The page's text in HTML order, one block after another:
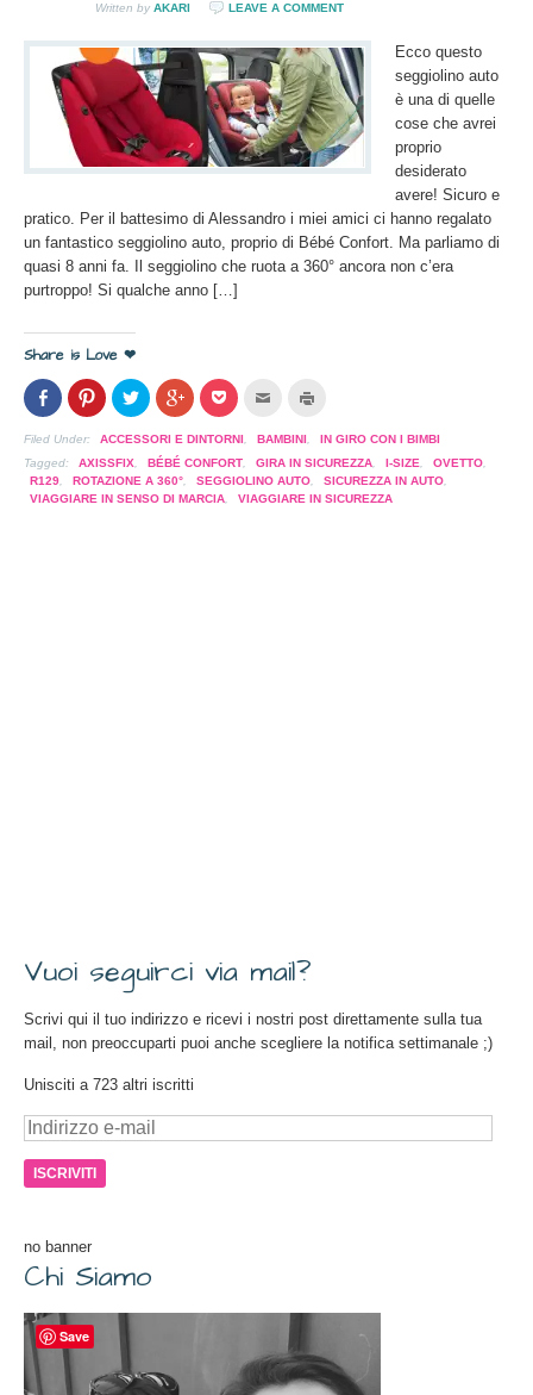
Written by AKARI LEAVE A COMMENT
Ecco questo
seggiolino auto
è una di quelle
cose che avrei
proprio
desiderato
avere! Sicuro e
pratico. Per il battesimo di Alessandro i miei amici ci hanno regalato
un fantastico seggiolino auto, proprio di Bébé Confort. Ma parliamo di
quasi 8 anni fa. Il seggiolino che ruota a 360° ancora non c’era
purtroppo! Si qualche anno […]
Share is Love ❤
Condividi
su
Facebook
(Si
in
una
nuova
finestra)
Clicca
per
condividere
su
(Si
apre
in
una
Clicca
per
condividere
su
Twitter
(Si
apre
in
una
Clicca
per
condividere
su
(Si
apre
in
una
Clicca
per
su
(Si
apre
in
una
Clicca
l'articolo
mail
ad
un
amico
(Si
in
una
nuova
finestra)
Filed Under: ACCESSORI E DINTORNI BAMBINI
IN GIRO CON I BIMBI
Tagged:
AXISSFIX BÉBÉ CONFORT GIRA IN SICUREZZA I-SIZE OVETTO
R129
ROTAZIONE A 360° SEGGIOLINO AUTO SICUREZZA IN AUTO
VIAGGIARE IN SENSO DI MARCIA
VIAGGIARE IN SICUREZZA
Vuoi seguirci via mail?
Scrivi qui il tuo indirizzo e ricevi i nostri post direttamente sulla tua
mail, non preoccuparti puoi anche scegliere la notifica settimanale ;)
Unisciti a 723 altri iscritti
Indirizzo
mail
no banner
Chi Siamo
Save